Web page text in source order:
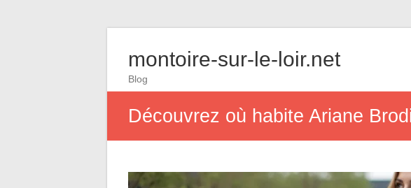
montoire-sur-le-loir.net
Blog
Découvrez où habite Ariane